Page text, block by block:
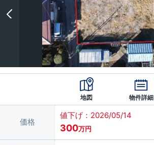
地図 物件詳細
価格
値下げ：2026/05/14
300万円